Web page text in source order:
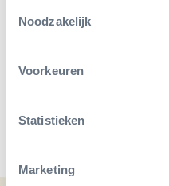
Noodzakelijk
Voorkeuren
Statistieken
Marketing